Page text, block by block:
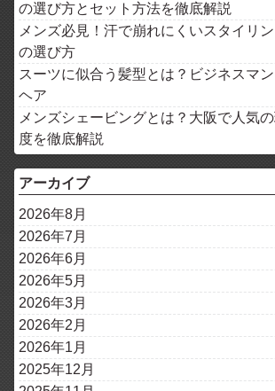
の選び方とセット方法を徹底解説
メンズ必見！汗で崩れにくいスタイリ
の選び方
スーツに似合う髪型とは？ビジネスマ
ヘア
メンズシェービングとは？大阪で人気
度を徹底解説
アーカイブ
2026年8月
2026年7月
2026年6月
2026年5月
2026年3月
2026年2月
2026年1月
2025年12月